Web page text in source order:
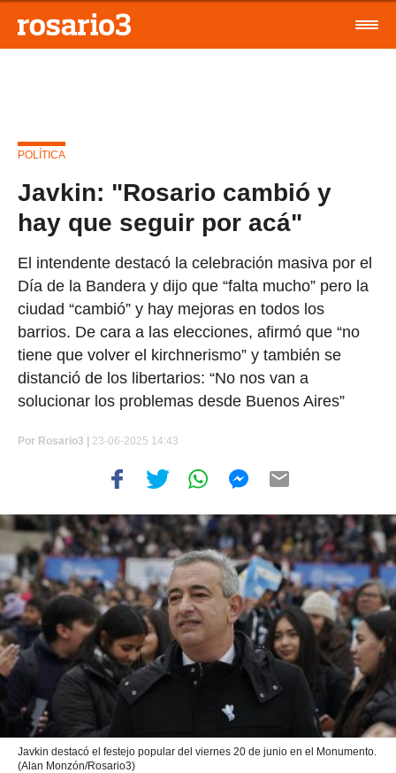
POLÍTICA
Javkin: "Rosario cambió y
hay que seguir por acá"
El intendente destacó la celebración masiva por el
Día de la Bandera y dijo que “falta mucho” pero la
ciudad “cambió” y hay mejoras en todos los
barrios. De cara a las elecciones, afirmó que “no
tiene que volver el kirchnerismo” y también se
distanció de los libertarios: “No nos van a
solucionar los problemas desde Buenos Aires”
Por Rosario3 | 23-06-2025 14:43
Javkin destacó el festejo popular del viernes 20 de junio en el Monumento.
(Alan Monzón/Rosario3)